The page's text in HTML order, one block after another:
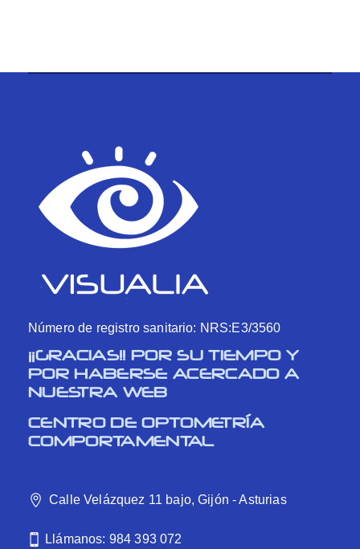
Número de registro sanitario: NRS:E3/3560
¡¡GRACIAS!! POR SU TIEMPO Y
POR HABERSE ACERCADO A
NUESTRA WEB
CENTRO DE OPTOMETRÍA
COMPORTAMENTAL
Calle Velázquez 11 bajo, Gijón - Asturias
Llámanos: 984 393 072